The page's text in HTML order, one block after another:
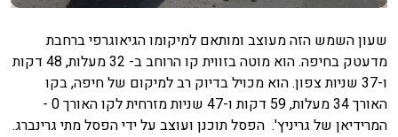
שעון השמש הזה מעוצב ומותאם למיקומו הגיאוגרפי ברחבת
מדעטק בחיפה. הוא מוטה בזווית קו הרוחב ב- 32 מעלות, 48 דקות
ו-37 שניות צפון. הוא מכויל בדיוק רב למיקום של חיפה, בקו
האורך 34 מעלות, 59 דקות ו-47 שניות מזרחית לקו האורך 0 -
המרידיאן של גריניץ'. הפסל תוכנן ועוצב על ידי הפסל מתי גרינברג.